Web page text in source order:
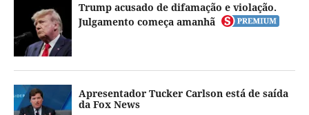
Trump acusado de difamação e violação.
Julgamento começa amanhã
Apresentador Tucker Carlson está de saída
da Fox News